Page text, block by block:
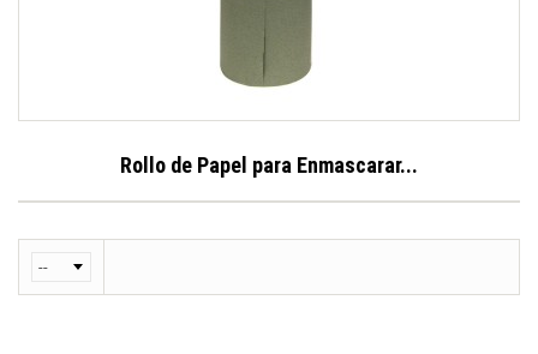
Rollo de Papel para Enmascarar...